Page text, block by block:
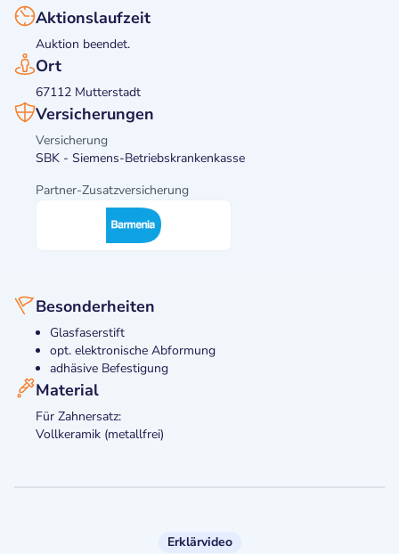
Aktionslaufzeit
Auktion beendet.
Ort
67112 Mutterstadt
Versicherungen
Versicherung
SBK - Siemens-Betriebskrankenkasse
Partner-Zusatzversicherung
Besonderheiten
Glasfaserstift
opt. elektronische Abformung
adhäsive Befestigung
Material
Für Zahnersatz:
Vollkeramik (metallfrei)
Erklärvideo